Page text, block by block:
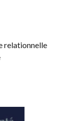
relationnelle